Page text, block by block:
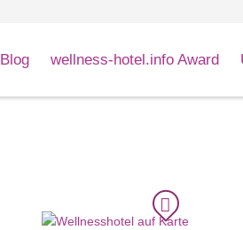
Blog wellness-hotel.info Award